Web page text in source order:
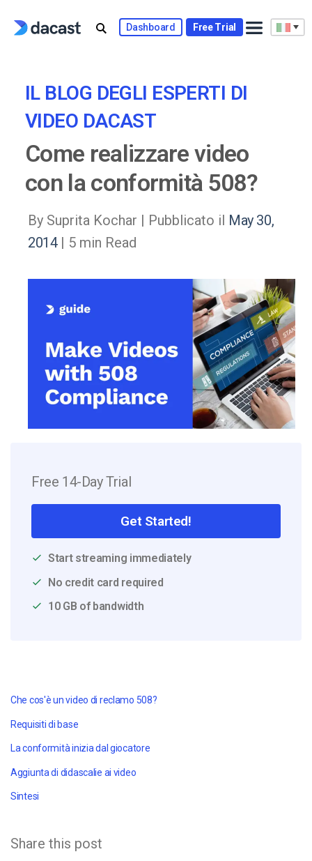
Dashboard Free Trial
IL BLOG DEGLI ESPERTI DI
VIDEO DACAST
Come realizzare video
con la conformità 508?
By Suprita Kochar | Pubblicato il May 30,
2014| 5 min Read
Free 14-Day Trial
Get Started!
Start streaming immediately
No credit card required
10 GB of bandwidth
Che cos'è un video di reclamo 508?
Requisiti di base
La conformità inizia dal giocatore
Aggiunta di didascalie ai video
Sintesi
Share this post